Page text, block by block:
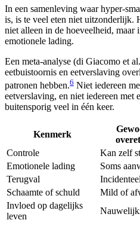
In een samenleving waar hyper-
is, is te veel eten niet uitzonderlijk.
niet alleen in de hoeveelheid, maar
emotionele lading.
Een meta-analyse (di Giacomo et
eetbuistoornis en eetverslaving
patronen hebben.6 Niet iedereen
eetverslaving, en niet iedereen met
buitensporig veel in één keer.
Kenmerk
Controle
Kan zelf
Emotionele lading
Soms
Terugval
Schaamte of schuld
Mild of
Invloed op dagelijks
leven